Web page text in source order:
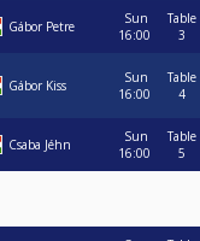
Gábor Petre
Sun
16:00
Table
3
Gábor Kiss
Sun
16:00
Table
4
Csaba Jéhn
Sun
16:00
Table
5